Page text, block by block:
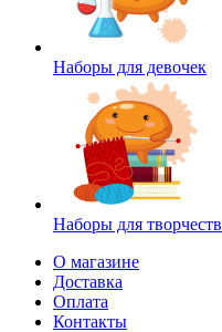
Наборы для девочек
Наборы для
О магазине
Доставка
Оплата
Контакты